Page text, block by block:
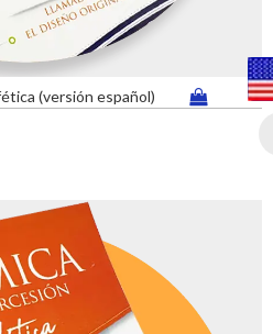
(versión español)